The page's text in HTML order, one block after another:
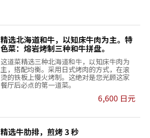
精选北海道和牛，以知床牛肉为主。特
色菜：熔岩烤制三种和牛拼盘。
这道菜精选三种北海道和牛，以知床牛肉为
主，搭配均衡。采用日式烤肉的方式，在滚
烫的铁板上慢火烤制。这绝对是您光顾这家
餐厅后必点的第一道菜。
6,600 日元
精选牛肋排，煎烤 3 秒